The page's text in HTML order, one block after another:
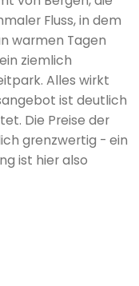
Fluss, in dem
warmen Tagen
ziemlich
Alles wirkt
ist deutlich
Die Preise der
grenzwertig - ein
ist hier also